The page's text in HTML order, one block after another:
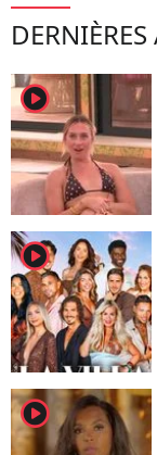
player2
player2
player2